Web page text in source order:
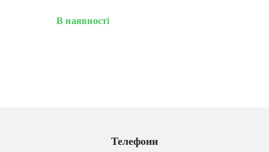
В наявності
Телефони